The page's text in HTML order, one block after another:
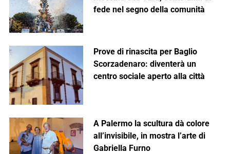
fede nel segno della comunità
Prove di rinascita per Baglio
Scorzadenaro: diventerà un
centro sociale aperto alla città
A Palermo la scultura dà colore
all’invisibile, in mostra l’arte di
Gabriella Furno